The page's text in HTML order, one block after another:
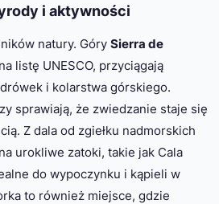
i aktywności
natury. Góry Sierra de
listę UNESCO, przyciągają
i kolarstwa górskiego.
sprawiają, że zwiedzanie staje się
Z dala od zgiełku nadmorskich
urokliwe zatoki, takie jak Cala
do wypoczynku i kąpieli w
to również miejsce, gdzie